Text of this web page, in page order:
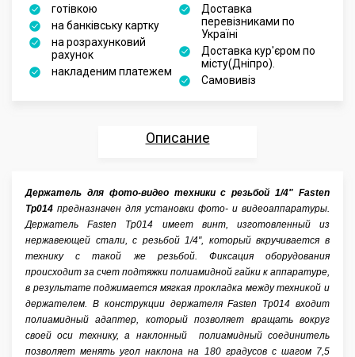
готівкою
на банківську картку
на розрахунковий
рахунок
накладеним платежем
Доставка
перевізниками по
Україні
Доставка кур'єром по
місту(Дніпро).
Самовивіз
Описание
Отзывы
Аксессуары
Держатель для фото-видео техники с резьбой 1/4" Fasten
Tp014 предназначен для установки фото- и видеоаппаратуры.
Держатель Fasten Tp014 имеет винт, изготовленный из
нержавеющей стали, с резьбой 1/4", который вкручивается в
технику с такой же резьбой. Фиксация оборудования
происходит за счет подтяжки полиамидной гайки к аппаратуре,
в результате поджимается мягкая прокладка между техникой и
держателем. В конструкции держателя Fasten Tp014 входит
полиамидный адаптер, который позволяет вращать вокруг
своей оси технику, а наклонный полиамидный соединитель
позволяет менять угол наклона на 180 градусов с шагом 7,5